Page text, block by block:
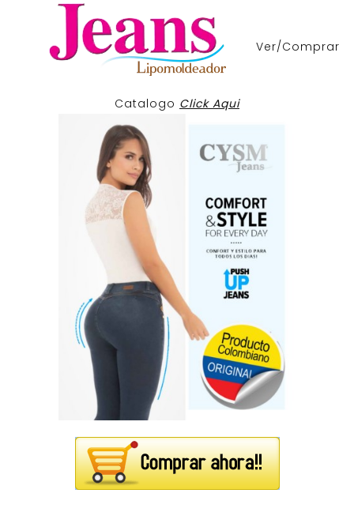
Ver/Comprar
Catalogo Click Aqui